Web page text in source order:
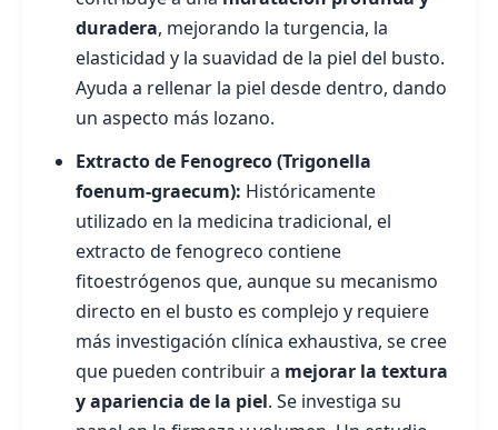
duradera, mejorando la turgencia, la
elasticidad y la suavidad de la piel del busto.
Ayuda a rellenar la piel desde dentro, dando
un aspecto más lozano.
Extracto de Fenogreco (Trigonella
foenum-graecum): Históricamente
utilizado en la medicina tradicional, el
extracto de fenogreco contiene
fitoestrógenos que, aunque su mecanismo
directo en el busto es complejo y requiere
más investigación clínica exhaustiva, se cree
que pueden contribuir a mejorar la textura
y apariencia de la piel. Se investiga su